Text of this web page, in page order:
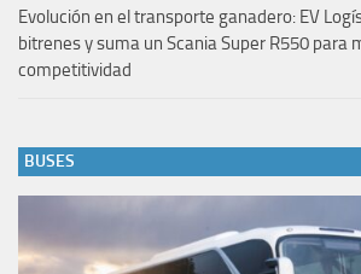
Evolución en el transporte ganadero: EV
bitrenes y suma un Scania Super R550 para
competitividad
BUSES